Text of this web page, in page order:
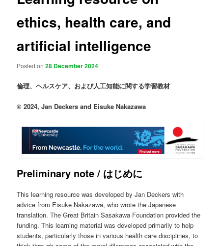
ethics, health care, and
artificial intelligence
Posted on28 December 2024
倫理、ヘルスケア、および人工知能に関する学習教材
© 2024, Jan Deckers and Eisuke Nakazawa
Preliminary note / はじめに
This learning resource was developed by Jan Deckers with
advice from Eisuke Nakazawa, who wrote the Japanese
translation. The Great Britain Sasakawa Foundation provided the
funding. This learning material was developed primarily to help
students, particularly those in various health care disciplines, to